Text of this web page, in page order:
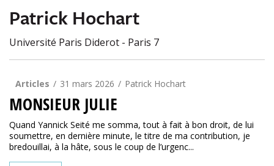
Patrick Hochart
Université Paris Diderot - Paris 7
Articles 31 mars 2026 Patrick Hochart
MONSIEUR JULIE
Quand Yannick Seité me somma, tout à fait à bon droit, de lui
soumettre, en dernière minute, le titre de ma contribution, je
bredouillai, à la hâte, sous le coup de l’urgenc...